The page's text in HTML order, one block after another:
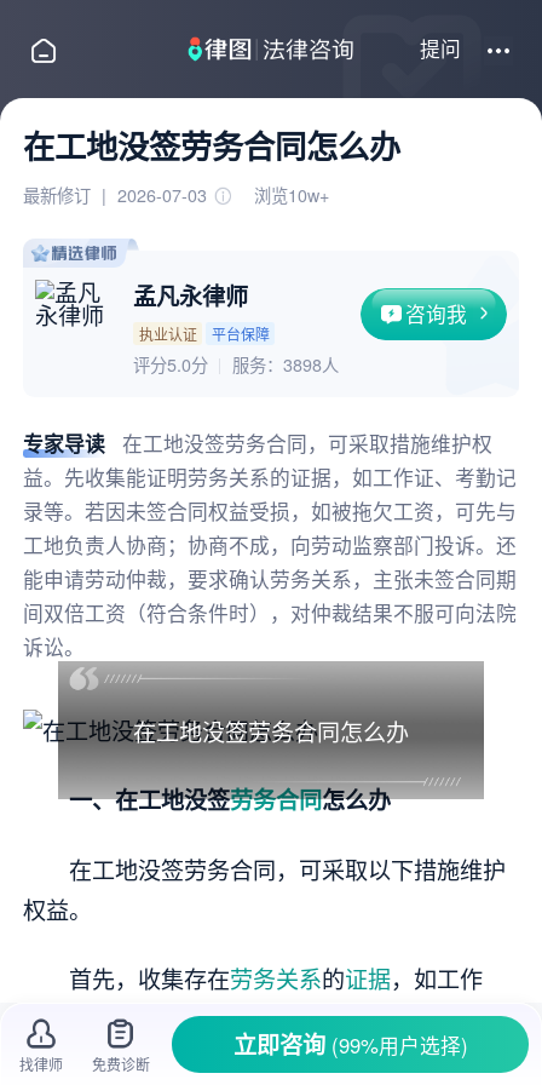
提问
在工地没签劳务合同怎么办
最新修订 | 2026-07-03 浏览10w+
孟凡永律师
执业认证 平台保障
咨询我
评分5.0分 服务： 3898人
专家导读
在工地没签劳务合同，可采取措施维护权
益。先收集能证明劳务关系的证据，如工作证、考勤记
录等。若因未签合同权益受损，如被拖欠工资，可先与
工地负责人协商；协商不成，向劳动监察部门投诉。还
能申请劳动仲裁，要求确认劳务关系，主张未签合同期
间双倍工资（符合条件时），对仲裁结果不服可向法院
诉讼。
在工地没签劳务合同怎么办
一、在工地没签劳务合同怎么办
在工地没签劳务合同，可采取以下措施维护
权益。
首先，收集存在劳务关系的证据，如工作
证、考勤记录、工资支付凭证（转账记录等）、
工友
证言等，这些能证明你在工地提供了劳务。
找律师 免费诊断
立即咨询 (99%用户选择)